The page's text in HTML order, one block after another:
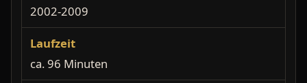
2002-2009
Laufzeit
ca. 96 Minuten